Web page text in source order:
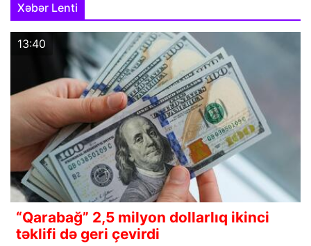
Xəbər Lenti
13:40
“Qarabağ” 2,5 milyon dollarlıq ikinci
təklifi də geri çevirdi